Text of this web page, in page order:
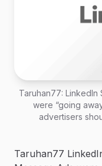
Taruhan77:
were “going
advertisers
Taruhan77